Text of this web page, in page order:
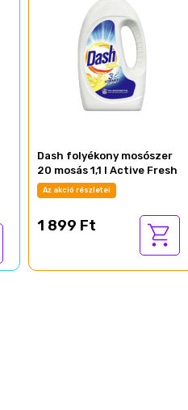
Dash folyékony mosószer
20 mosás 1,1 l Active Fresh
Az akció részletei
1 899 Ft